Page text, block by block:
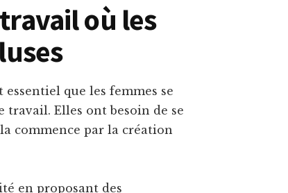
où les
que les femmes se
Elles ont besoin de se
commence par la création
en proposant des